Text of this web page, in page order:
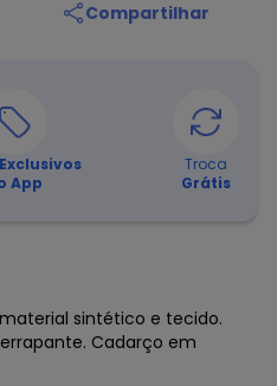
Compartilhar
Exclusivos
App
Troca
Grátis
sintético e tecido.
Cadarço em